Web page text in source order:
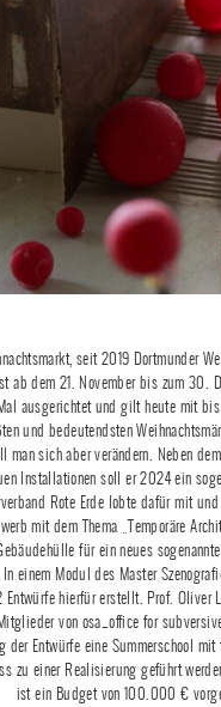
seit 2019 Dortmunder
ab dem 21. November bis zum 30.
ausgerichtet und gilt heute mit
und bedeutendsten
man sich aber verändern. Neben
Installationen soll er 2024 ein
Rote Erde lobte dafür mit
mit dem Thema „Temporäre
für ein neues
einem Modul des Master
Entwürfe hierfür erstellt. Prof. Oliver
von osa_office for
Entwürfe eine Summerschool mit
zu einer Realisierung geführt
ist ein Budget von 100.000 €